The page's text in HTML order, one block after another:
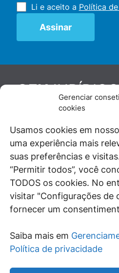
Gerenciar
cookies
Usamos cookies em
uma experiência mais
suas preferências e
“Permitir todos”, você
TODOS os cookies. No
visitar "Configurações de
fornecer um
Saiba mais em
Política de privacidade
Li e aceito a Política
GENJURÍDICO
De maneira independente,
juristas e doutrinadores
diante de questões
universo jurídico.
SIGA